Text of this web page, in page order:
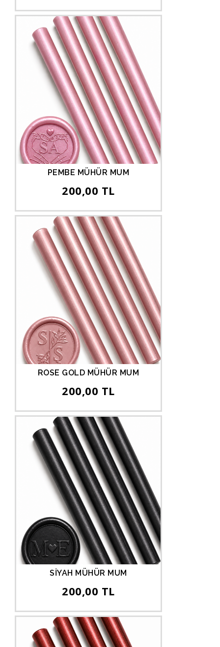
PEMBE MÜHÜR MUM
200,00 TL
ROSE GOLD MÜHÜR MUM
200,00 TL
SİYAH MÜHÜR MUM
200,00 TL